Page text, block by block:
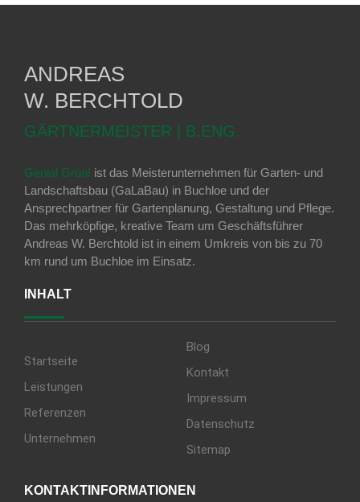
ANDREAS
W. BERCHTOLD
GÄRTNERMEISTER | B.ENG.
Genial Grün! ist das Meisterunternehmen für Garten- und
Landschaftsbau (GaLaBau) in Buchloe und der
Ansprechpartner für Gartenplanung, Gestaltung und Pflege.
Das mehrköpfige, kreative Team um Geschäftsführer
Andreas W. Berchtold ist in einem Umkreis von bis zu 70
km rund um Buchloe im Einsatz.
INHALT
Startseite
Leistungen
Referenzen
Unternehmen
Blog
Kontakt
Impressum
Datenschutz
Sitemap
KONTAKTINFORMATIONEN